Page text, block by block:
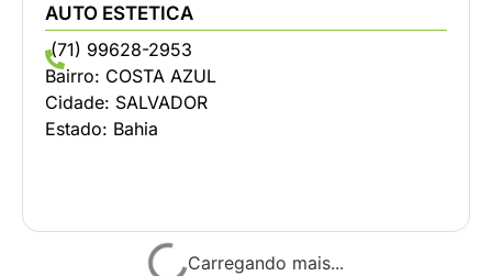
AUTO ESTETICA
(71) 99628-2953
Bairro: COSTA AZUL
Cidade: SALVADOR
Estado: Bahia